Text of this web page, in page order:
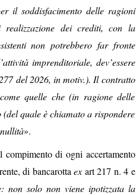
il soddisfacimento delle ragioni
dei crediti, con la
non potrebbero far fronte
imprenditoriale, dev’essere
del 2026, in motiv.). Il contratto
quelle che (in ragione delle
quale è chiamato a rispondere
».
di ogni accertamento
di bancarotta ex art 217 n. 4 e
non solo non viene ipotizzata la